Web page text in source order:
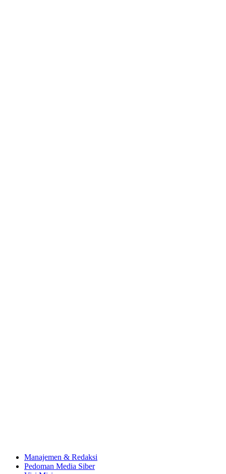
Manajemen & Redaksi
Pedoman Media Siber